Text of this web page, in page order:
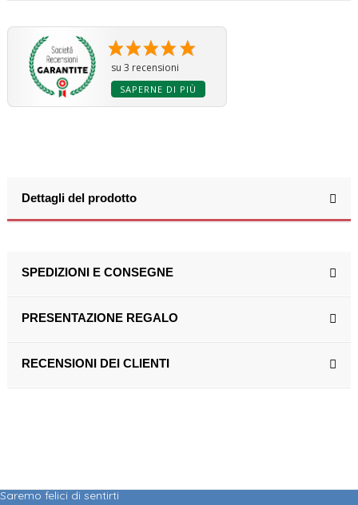
su 3 recensioni
SAPERNE DI PIÙ
Dettagli del prodotto
SPEDIZIONI E CONSEGNE
PRESENTAZIONE REGALO
RECENSIONI DEI CLIENTI
Saremo felici di sentirti